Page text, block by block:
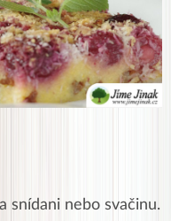
snídani nebo svačinu.